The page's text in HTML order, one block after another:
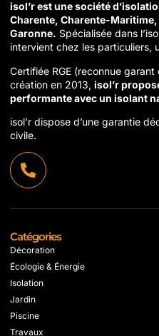
isol’r est une société
Charente, Charente-
Garonne. Spécialisée dans
intervient chez les particuliers,
Certifiée RGE (reconnue
création en 2013, isol’r
performante avec un isolant
isol’r dispose d’une garantie
civile.
Catégories
Décoration
Écologie & Énergie
Isolation
Jardin
Piscine
Travaux